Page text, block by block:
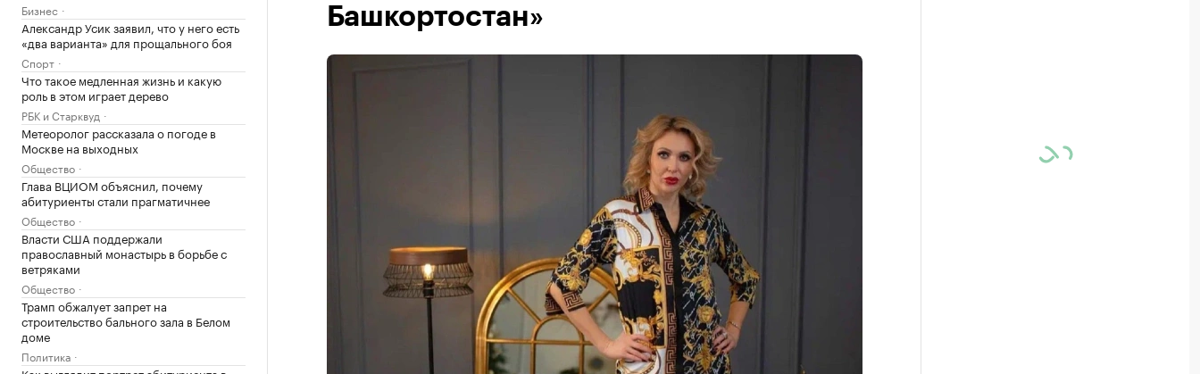
Бизнес
Александр Усик заявил, что у него есть
«два варианта» для прощального боя
Спорт
Что такое медленная жизнь и какую
роль в этом играет дерево
РБК и Старквуд
Метеоролог рассказала о погоде в
Москве на выходных
Общество
Глава ВЦИОМ объяснил, почему
абитуриенты стали прагматичнее
Общество
Власти США поддержали
православный монастырь в борьбе с
ветряками
Общество
Трамп обжалует запрет на
строительство бального зала в Белом
доме
Политика
Башкортостан»